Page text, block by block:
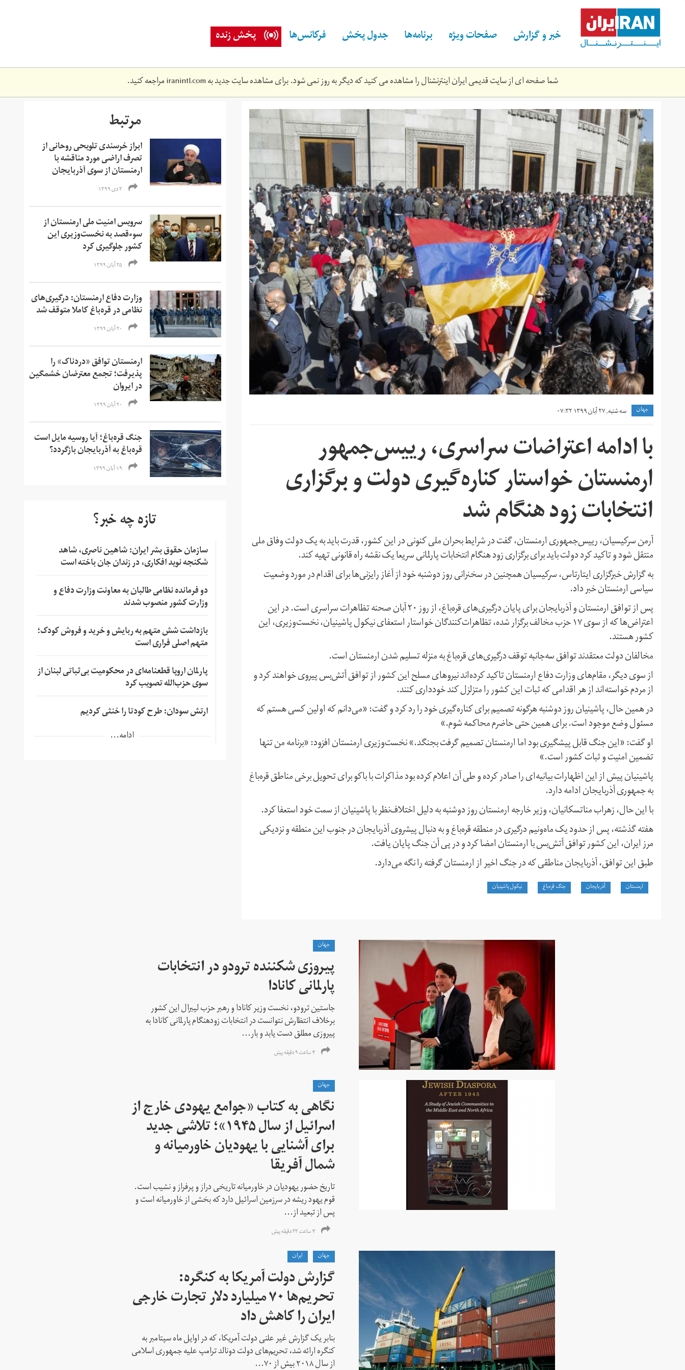
content خبر و گزارش صفحات ویژه برنامه‌ها جدول پخش فرکانس‌ها پخش زنده
شما صفحه ای از سایت قدیمی ایران اینترنشنال را مشاهده می کنید که دیگر به روز نمی شود. برای مشاهده سایت جدید بهiranintl.comمراجعه کنید.
1081172734.jpg
جهان سه شنبه, ۲۷ آبان ۱۳۹۹ ۰۷:۳۲
با ادامه اعتراضات سراسری، رییس‌جمهور
ارمنستان خواستار کناره‌گیری دولت و برگزاری
انتخابات زود هنگام شد
آرمن سرکیسیان، رییس‌جمهوری ارمنستان، گفت در شرایط بحران ملی کنونی در این کشور، قدرت باید به یک دولت وفاق ملی
منتقل شود و تاکید کرد دولت باید برای برگزاری زود هنگام انتخابات پارلمانی سریعا یک نقشه راه قانونی تهیه کند.
به گزارش خبرگزاری ایتارتاس، سرکیسیان همچنین در سخنرانی روز دوشنبه خود از آغاز رایزنی‌ها برای اقدام در مورد وضعیت
سیاسی ارمنستان خبر داد.
پس از توافق ارمنستان و آذربایجان برای پایان درگیری‌های قره‌باغ، از روز ۲۰ آبان صحنه تظاهرات سراسری است. در این
اعتراض‌ها که از سوی ۱۷ حزب مخالف برگزار شده، تظاهرات‌کنندگان خواستار استعفای نیکول پاشینیان، نخست‌وزیری، این
کشور هستند.
مخالفان دولت معتقدند توافق سه‌جانبه توقف درگیری‌های قره‌باغ به منزله تسلیم شدن ارمنستان است.
از سوی دیگر، مقام‌های وزارت دفاع ارمنستان تاکید کرده‌اند نیروهای مسلح این کشور از توافق آتش‌بس پیروی خواهند کرد و
از مردم خواسته‌اند از هر اقدامی که ثبات این کشور را متزلزل کند خودداری کنند.
در همین حال، پاشینیان روز دوشنبه هرگونه تصمیم برای کناره‌گیری خود را رد کرد و گفت: «می‌دانم که اولین کسی هستم که
مسئول وضع موجود است. برای همین حتی حاضرم محاکمه شوم.»
او گفت: «این جنگ قابل پیشگیری بود اما ارمنستان تصمیم گرفت بجنگد.» نخست‌وزیری ارمنستان افزود: «برنامه من تنها
تضمین امنیت و ثبات کشور است.»
پاشینیان پیش از این اظهارات بیانیه‌ای را صادر کرده و طی آن اعلام کرده بود مذاکرات با باکو برای تحویل برخی مناطق قره‌باغ
به جمهوری آذربایجان ادامه دارد.
با این حال، زهراب مناتسکانیان، وزیر خارجه ارمنستان روز دوشنبه به دلیل اختلاف‌نظر با پاشینیان از سمت خود استعفا کرد.
هفته گذشته،‌ پس از حدود یک ماه‌ونیم درگیری در منطقه قره‌باغ و به دنبال پیشروی آذربایجان در جنوب این منطقه و نزدیکی
مرز ایران،‌ این کشور توافق آتش‌بس با ارمنستان امضا کرد و در پی آن جنگ پایان یافت.
طبق این توافق، آذربایجان مناطقی که در جنگ اخیر از ارمنستان گرفته را نگه می‌دارد.
ارمنستان آذربایجان جنگ قره‌باغ نیکول پاشینیان
مرتبط
ابراز خرسندی تلویحی روحانی از
تصرف اراضی مورد مناقشه با
ارمنستان از سوی آذربایجان
۳ دی ۱۳۹۹
سرویس امنیت ملی ارمنستان از
سوءقصد به نخست‌وزیری این
کشور جلوگیری کرد
۲۵ آبان ۱۳۹۹
وزارت دفاع ارمنستان: درگیری‌های
نظامی در قره‌باغ کاملا متوقف شد
۲۰ آبان ۱۳۹۹
ارمنستان توافق «دردناک» را
پذیرفت؛ تجمع معترضان خشمگین
در ایروان
۲۰ آبان ۱۳۹۹
جنگ قره‌باغ؛ آیا روسیه مایل است
قره‌باغ به آذربایجان بازگردد؟
۱۹ آبان ۱۳۹۹
تازه چه خبر؟
سازمان حقوق بشر ایران: شاهین ناصری، شاهد
شکنجه نوید افکاری، در زندان جان باخته است
دو فرمانده نظامی طالبان به معاونت وزارت دفاع و
وزارت کشور منصوب شدند
بازداشت شش متهم به ربایش و خرید و فروش کودک؛
متهم اصلی فراری است
پارلمان اروپا قطعنامه‌ای در محکومیت بی‌ثباتی لبنان از
سوی حزب‌الله تصویب کرد
ارتش سودان: طرح کودتا را خنثی کردیم
ادامه...
جهان
پیروزی شکننده ترودو در انتخابات
پارلمانی کانادا
جاستین ترودو، نخست وزیر کانادا و رهبر حزب لیبرال این کشور
برخلاف انتظارش نتوانست در انتخابات زود‌هنگام پارلمانی کانادا به
پیروزی مطلق دست یابد و بار...
۴ ساعت ۹ دقیقه پیش
جهان
نگاهی به کتاب «جوامع یهودی خارج از
اسرائیل از سال ۱۹۴۵»؛ تلاشی جدید
برای آشنایی با یهودیان خاورمیانه و
شمال آفریقا
تاریخ حضور یهودیان در خاورمیانه تاریخی دراز و پرفراز و نشیب است.
قوم یهود ریشه در سرزمین اسرائیل دارد که بخشی از خاورمیانه است و
پس از تبعید از...
۴ ساعت ۲۳ دقیقه پیش
جهان
ايران
گزارش دولت آمریکا به کنگره:
تحریم‌ها ۷۰ میلیارد دلار تجارت خارجی
ایران را کاهش داد
بنابر یک گزارش غیر علنی دولت آمریکا، که در اوایل ماه سپتامبر به
کنگره ارائه شد، تحریم‌های دولت دونالد ترامپ علیه جمهوری اسلامی
از سال ۲۰۱۸ بیش از ۷۰...